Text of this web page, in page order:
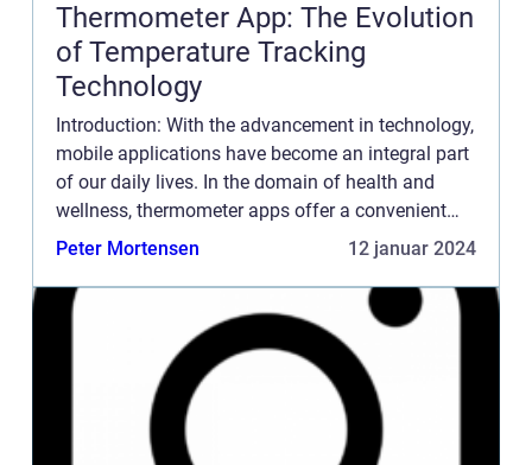
Thermometer App: The Evolution
of Temperature Tracking
Technology
Introduction: With the advancement in technology,
mobile applications have become an integral part
of our daily lives. In the domain of health and
wellness, thermometer apps offer a convenient
and efficient way to track and monitor
Peter Mortensen 12 januar 2024